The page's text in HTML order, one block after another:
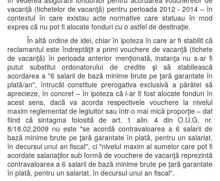
vacanţă (tichetelor de vacanţă) pentru perioada 2012 - 2014 – în
contextul în care existau acte normative care statuau în mod
expres că nu pot fi alocate fonduri cu o astfel de destinaţie.
În altă ordine de idei, chiar în ipoteza în care ar fi stabilit că
reclamantul este îndreptăţit a primi vouchere de vacanţă (tichete
de vacanţă) în perioada anterior menţionată, instanţa nu s-ar fi
putut substitui ordonatorului de credite şi să stabilească
acordarea a "6 salarii de bază minime brute pe ţară garantate în
plată/an", întrucât constituie prerogativa exclusivă a pârâtei să
aprecieze, în concret – în ipoteza că i-ar fi fost alocate fonduri în
acest sens, dacă va acorda respectivele vouchere la nivelul
maxim reglementat de legiuitor sau într-o mai mică proporţie – dat
fiind că sintagma folosită de art. 1 alin. 4 din O.U.G. nr.
8/18.02.2009 nu este "se acordă contravaloarea a 6 salarii de
bază minime brute pe ţară garantate în plată, pentru un salariat,
în decursul unui an fiscal", ci "nivelul maxim al sumelor care pot fi
acordate salariaţilor sub formă de vouchere de vacanţă reprezintă
contravaloarea a 6 salarii de bază minime brute pe ţară garantate
în plată, pentru un salariat, în decursul unui an fiscal".